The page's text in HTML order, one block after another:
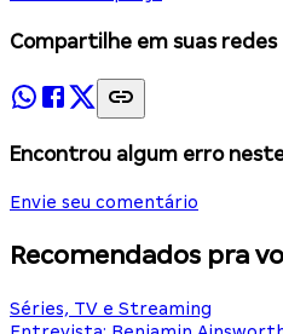
Compartilhe em suas redes
Encontrou algum erro
Envie seu comentário
Recomendados pra
Séries, TV e Streaming